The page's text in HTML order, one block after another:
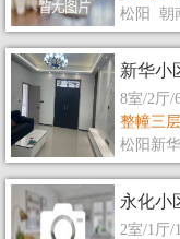
松阳 朝
新华小
8室/2厅
整幢三
松阳新
永化小
2室/1厅